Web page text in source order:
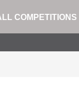
COMPETITIONS